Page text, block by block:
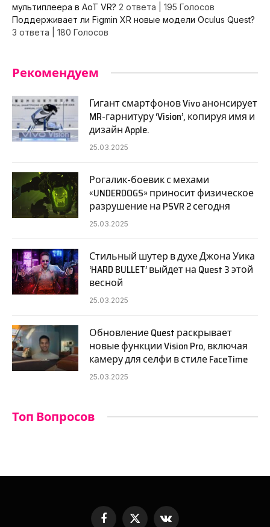
мультиплеера в AoT VR? 2 ответа
195 Голосов
Поддерживает ли Figmin XR новые модели Oculus Quest?
3 ответа
180 Голосов
Рекомендуем
Гигант смартфонов Vivo анонсирует
MR-гарнитуру ‘Vision’, копируя имя и
дизайн Apple.
25.03.2025
Рогалик-боевик с мехами
«UNDERDOGS» приносит физическое
разрушение на PSVR 2 сегодня
25.03.2025
Стильный шутер в духе Джона Уика
‘HARD BULLET’ выйдет на Quest 3 этой
весной
25.03.2025
Обновление Quest раскрывает
новые функции Vision Pro, включая
камеру для селфи в стиле FaceTime
25.03.2025
Топ Вопросов
Facebook
X VKontakte